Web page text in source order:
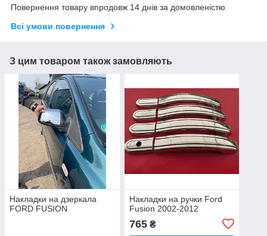
Повернення товару впродовж 14 днів за домовленістю
Всі умови повернення
З цим товаром також замовляють
Накладки на дзеркала
FORD FUSION
Накладки на ручки Ford
Fusion 2002-2012
765₴